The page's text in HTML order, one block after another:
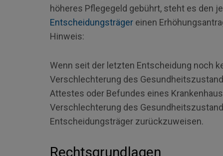
höheres Pflegegeld gebührt, steht es den
Entscheidungsträger einen
Hinweis:
Wenn seit der letzten Entscheidung noch
Verschlechterung des
Attestes oder Befundes eines
Verschlechterung des
Entscheidungsträger zurückzuweisen.
Rechtsgrundlagen